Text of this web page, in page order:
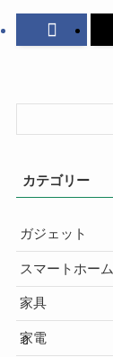
カテゴリー
ガジェット
スマートホーム
家具
家電